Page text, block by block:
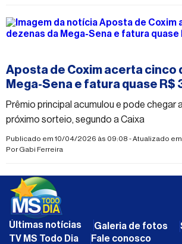
Aposta de Coxim acerta cinco
Mega-Sena e fatura quase R$
Prêmio principal acumulou e pode chegar
próximo sorteio, segundo a Caixa
Publicado em 10/04/2026 às 09:08 - Atualizado
PorGabi Ferreira
Últimas notícias Galeria de fotos
TV MS Todo Dia
Fale conosco